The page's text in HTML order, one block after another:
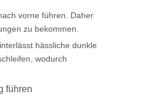
vorne führen. Daher
zu bekommen.
hässliche dunkle
wodurch
führen